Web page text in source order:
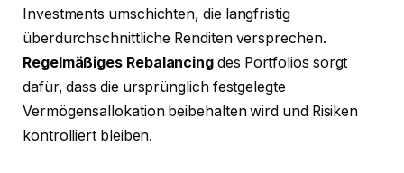
Investments umschichten, die langfristig
überdurchschnittliche Renditen versprechen.
Regelmäßiges Rebalancing des Portfolios sorgt
dafür, dass die ursprünglich festgelegte
Vermögensallokation beibehalten wird und Risiken
kontrolliert bleiben.